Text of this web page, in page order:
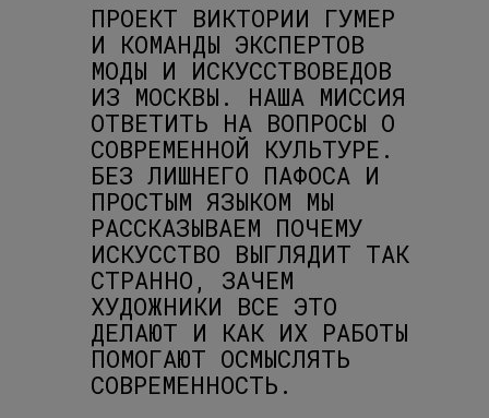
ПРОЕКТ ВИКТОРИИ ГУМЕР
И КОМАНДЫ ЭКСПЕРТОВ
МОДЫ И ИСКУССТВОВЕДОВ
ИЗ МОСКВЫ. НАША МИССИЯ
ОТВЕТИТЬ НА ВОПРОСЫ О
СОВРЕМЕННОЙ КУЛЬТУРЕ.
БЕЗ ЛИШНЕГО ПАФОСА И
ПРОСТЫМ ЯЗЫКОМ МЫ
РАССКАЗЫВАЕМ ПОЧЕМУ
ИСКУССТВО ВЫГЛЯДИТ ТАК
СТРАННО, ЗАЧЕМ
ХУДОЖНИКИ ВСЕ ЭТО
ДЕЛАЮТ И КАК ИХ РАБОТЫ
ПОМОГАЮТ ОСМЫСЛЯТЬ
СОВРЕМЕННОСТЬ.